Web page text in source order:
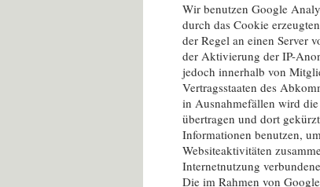
Wir benutzen Google
durch das Cookie
der Regel an einen Server
der Aktivierung der IP-
jedoch innerhalb von
Vertragsstaaten des
in Ausnahmefällen wird
übertragen und dort
Informationen benutzen,
Websiteaktivitäten
Internetnutzung
Die im Rahmen von